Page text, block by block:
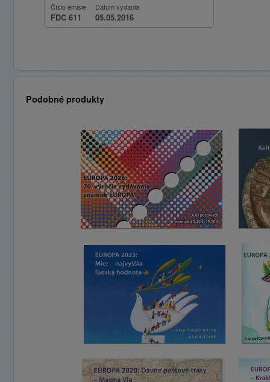
Číslo emisie
FDC 611
Dátum vydania
05.05.2016
Podobné produkty